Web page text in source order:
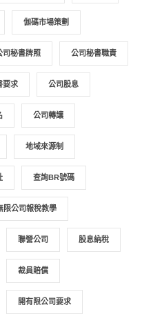
伽碼市場策劃
司秘書牌照 公司秘書職責
要求 公司股息
公司轉讓
地域來源制
查詢BR號碼
限公司報稅教學
聯營公司 股息納稅
裁員賠償
開有限公司要求